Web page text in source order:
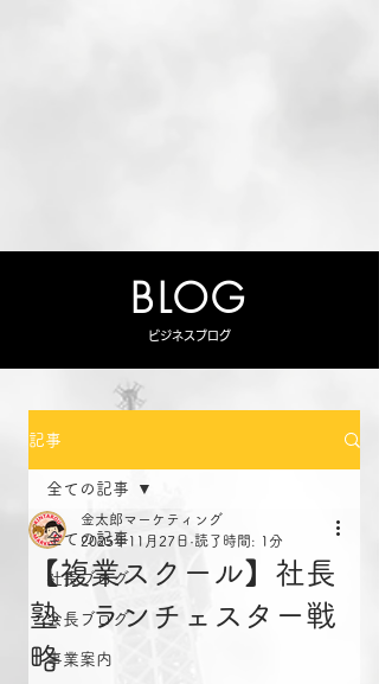
BLOG
ビジネスブログ
記事
全ての記事
社長ブログ
会長ブログ
事業案内
全ての記事
【複業スクール】社長
塾 ランチェスター戦
略
金太郎マーケティング
2025年11月27日 読了時間: 1分